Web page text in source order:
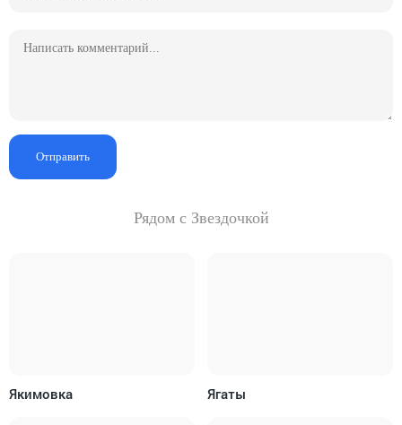
Отправить
Рядом с Звездочкой
Якимовка Ягаты